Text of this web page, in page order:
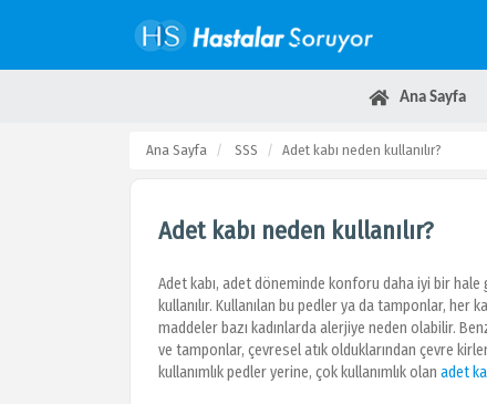
Ana Sayfa
Ana Sayfa SSS Adet kabı neden kullanılır?
Adet kabı neden kullanılır?
Adet kabı, adet döneminde konforu daha iyi bir
kullanılır. Kullanılan bu pedler ya da tamponlar,
maddeler bazı kadınlarda alerjiye neden olabilir.
ve tamponlar, çevresel atık olduklarından çevre
kullanımlık pedler yerine, çok kullanımlık olan adet